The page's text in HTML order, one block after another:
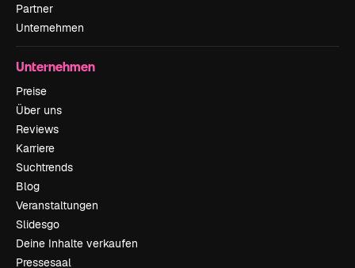
Partner
Unternehmen
Unternehmen
Preise
Über uns
Reviews
Karriere
Suchtrends
Blog
Veranstaltungen
Slidesgo
Deine Inhalte verkaufen
Pressesaal